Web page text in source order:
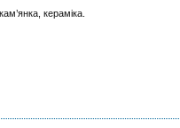
кераміка.